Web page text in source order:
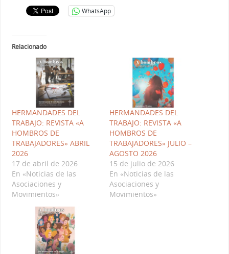
WhatsApp
Relacionado
HERMANDADES DEL
TRABAJO: REVISTA «A
HOMBROS DE
TRABAJADORES» ABRIL
2026
17 de abril de 2026
En «Noticias de las
Asociaciones y
Movimientos»
HERMANDADES DEL
TRABAJO: REVISTA «A
HOMBROS DE
TRABAJADORES» JULIO –
AGOSTO 2026
15 de julio de 2026
En «Noticias de las
Asociaciones y
Movimientos»